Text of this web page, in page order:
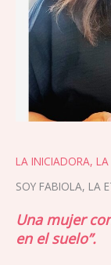
LA INICIADORA,
SOY FABIOLA, LA
Una mujer
en el suelo”.